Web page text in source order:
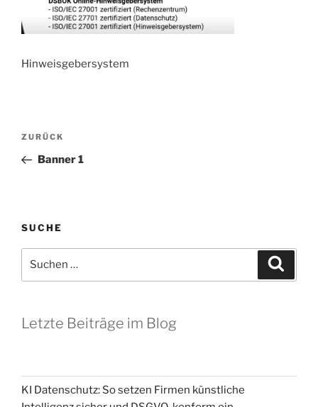
Hinweisgebersystem
Beitragsnavigation
Vorheriger
Beitrag
ZURÜCK
Banner 1
SUCHE
nach:
Letzte Beiträge im Blog
KI Datenschutz: So setzen Firmen künstliche